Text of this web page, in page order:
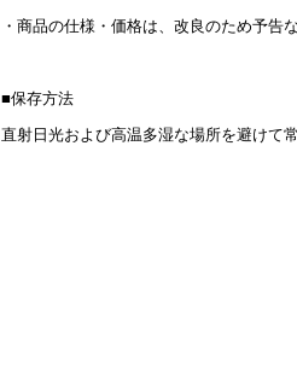
・商品の仕様・価格は、改良のため予
■保存方法
直射日光および高温多湿な場所を避けて